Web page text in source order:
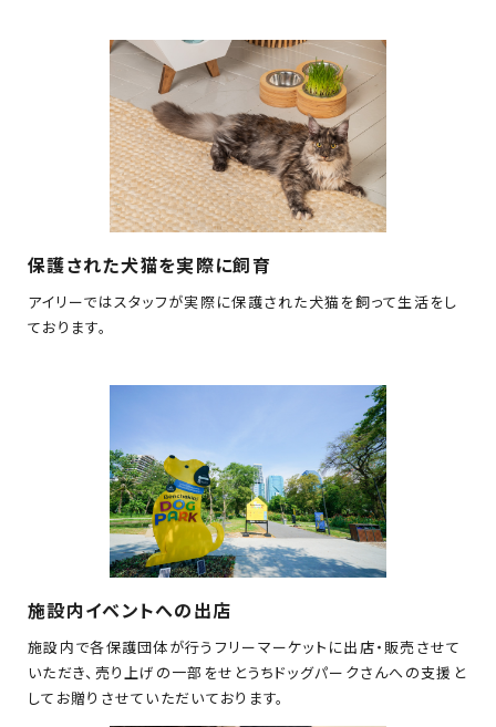
保護された犬猫を実際に飼育
アイリーではスタッフが実際に保護された犬猫を飼って生活をし
ております。
施設内イベントへの出店
施設内で各保護団体が行うフリーマーケットに出店・販売させて
いただき、売り上げの一部をせとうちドッグパークさんへの支援と
してお贈りさせていただいております。